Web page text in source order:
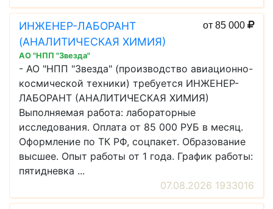
ИНЖЕНЕР-ЛАБОРАНТ
(АНАЛИТИЧЕСКАЯ ХИМИЯ)
от 85 000
АО "НПП "Звезда"
- АО "НПП "Звезда" (производство авиационно-
космической техники) требуется ИНЖЕНЕР-
ЛАБОРАНТ (АНАЛИТИЧЕСКАЯ ХИМИЯ)
Выполняемая работа: лабораторные
исследования. Оплата от 85 000 РУБ в месяц.
Оформление по ТК РФ, соцпакет. Образование
высшее. Опыт работы от 1 года. График работы:
пятидневка ...
07.08.2026 1933016